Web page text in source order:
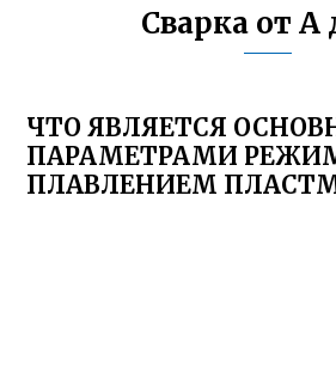
Сварка от А
ЧТО ЯВЛЯЕТСЯ
ПАРАМЕТРАМИ
ПЛАВЛЕНИЕМ